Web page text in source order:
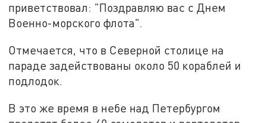
приветствовал: "Поздравляю вас с Днем
Военно-морского флота".
Отмечается, что в Северной столице на
параде задействованы около 50 кораблей и
подлодок.
В это же время в небе над Петербургом